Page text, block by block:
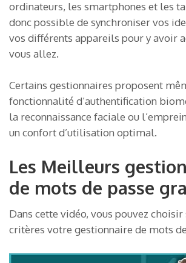
ordinateurs, les smartphones et les
donc possible de synchroniser vos
vos différents appareils pour y avoir
vous allez.
Certains gestionnaires proposent
fonctionnalité d’authentification
la reconnaissance faciale ou
un confort d’utilisation optimal.
Les Meilleurs
de mots de passe
Dans cette vidéo, vous pouvez choisir
critères votre gestionnaire de mots